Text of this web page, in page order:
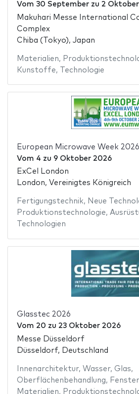
Vom 30 Septemberzu 2
Makuhari Messe International
Complex
Chiba (Tokyo), Japan
Materialien,
Kunstoffe, Technologie
European Microwave Week 2026
Vom 4 zu 9 Oktober 2026
ExCel London
London, Vereinigtes Königreich
Fertigungstechnik, Neue
Produktionstechnologie,
Technologien
Glasstec 2026
Vom 20 zu 23 Oktober 2026
Messe Düsseldorf
Düsseldorf, Deutschland
Innenarchitektur, Wasser, Glas,
Oberflächenbehandlung, Fenster
Materialien,